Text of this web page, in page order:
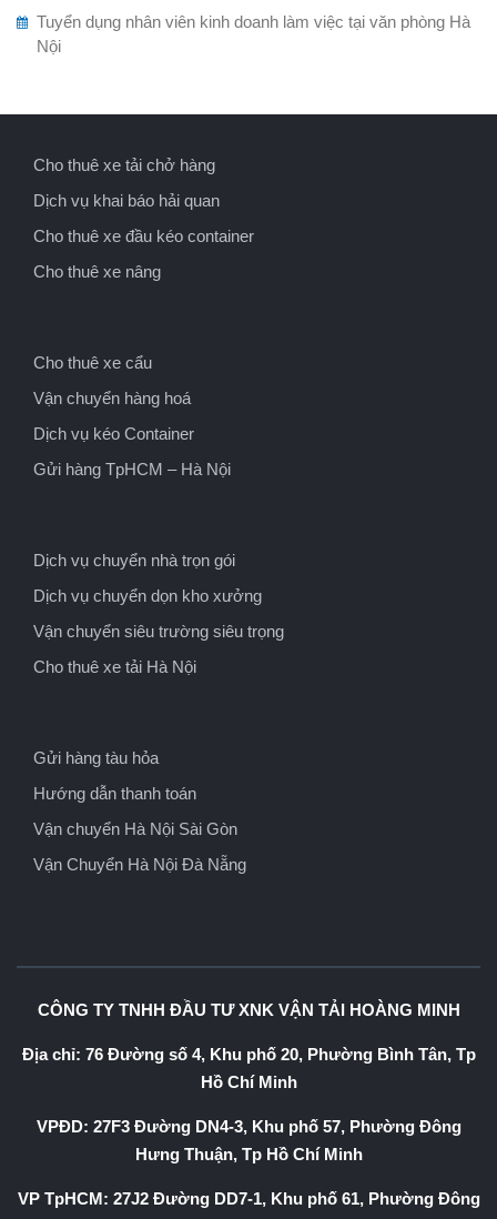
Tuyển dụng nhân viên kinh doanh làm việc tại văn phòng Hà
Nội
Cho thuê xe tải chở hàng
Dịch vụ khai báo hải quan
Cho thuê xe đầu kéo container
Cho thuê xe nâng
Cho thuê xe cẩu
Vận chuyển hàng hoá
Dịch vụ kéo Container
Gửi hàng TpHCM – Hà Nội
Dịch vụ chuyển nhà trọn gói
Dịch vụ chuyển dọn kho xưởng
Vận chuyển siêu trường siêu trọng
Cho thuê xe tải Hà Nội
Gửi hàng tàu hỏa
Hướng dẫn thanh toán
Vận chuyển Hà Nội Sài Gòn
Vận Chuyển Hà Nội Đà Nẵng
CÔNG TY TNHH ĐẦU TƯ XNK VẬN TẢI HOÀNG MINH
Địa chỉ: 76 Đường số 4, Khu phố 20, Phường Bình Tân, Tp
Hồ Chí Minh
VPĐD: 27F3 Đường DN4-3, Khu phố 57, Phường Đông
Hưng Thuận, Tp Hồ Chí Minh
VP TpHCM: 27J2 Đường DD7-1, Khu phố 61, Phường Đông